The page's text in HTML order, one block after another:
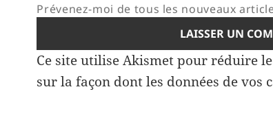
Prévenez-moi de tous les nouveaux
Ce site utilise Akismet pour réduire
sur la façon dont les données de vos